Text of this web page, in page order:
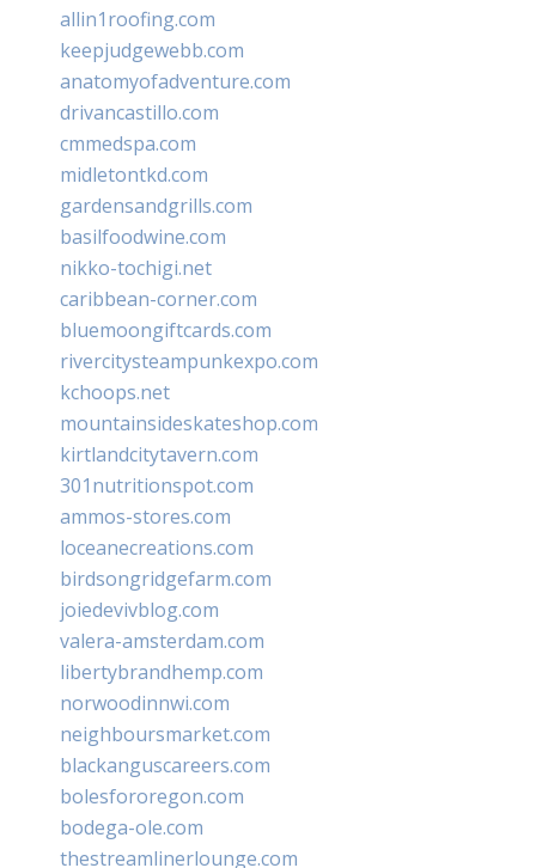
allin1roofing.com
keepjudgewebb.com
anatomyofadventure.com
drivancastillo.com
cmmedspa.com
midletontkd.com
gardensandgrills.com
basilfoodwine.com
nikko-tochigi.net
caribbean-corner.com
bluemoongiftcards.com
rivercitysteampunkexpo.com
kchoops.net
mountainsideskateshop.com
kirtlandcitytavern.com
301nutritionspot.com
ammos-stores.com
loceanecreations.com
birdsongridgefarm.com
joiedevivblog.com
valera-amsterdam.com
libertybrandhemp.com
norwoodinnwi.com
neighboursmarket.com
blackanguscareers.com
bolesfororegon.com
bodega-ole.com
thestreamlinerlounge.com